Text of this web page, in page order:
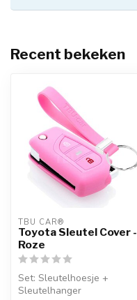
Recent bekeken
TBU CAR®
Toyota Sleutel Cover -
Roze
Set: Sleutelhoesje +
Sleutelhanger